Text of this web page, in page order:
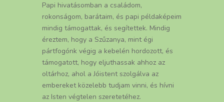
Papi hivatásomban a családom,
rokonságom, barátaim, és papi példaképeim
mindig támogattak, és segítettek. Mindig
éreztem, hogy a Szűzanya, mint égi
pártfogónk végig a kebelén hordozott, és
támogatott, hogy eljuthassak ahhoz az
oltárhoz, ahol a Jóistent szolgálva az
embereket közelebb tudjam vinni, és hívni
az Isten végtelen szeretetéhez.